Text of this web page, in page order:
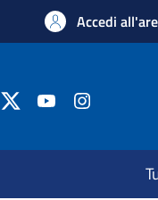
Accedi